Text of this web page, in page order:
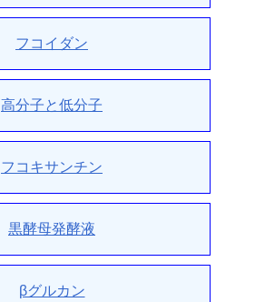
フコイダン
高分子と低分子
フコキサンチン
黒酵母発酵液
βグルカン